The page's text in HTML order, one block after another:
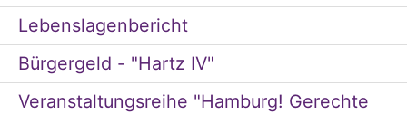
Lebenslagenbericht
Bürgergeld - "Hartz IV"
Veranstaltungsreihe "Hamburg! Gerechte